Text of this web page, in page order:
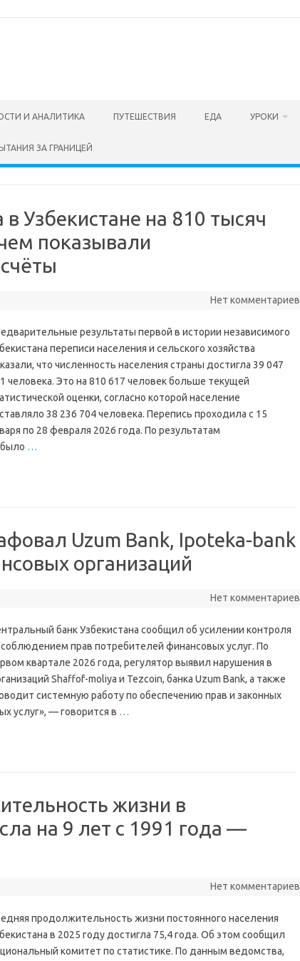
И АНАЛИТИКА ПУТЕШЕСТВИЯ ЕДА УРОКИ
ЗА ГРАНИЦЕЙ
Узбекистане на 810 тысяч
показывали
Нет комментариев
результаты первой в истории независимого
переписи населения и сельского хозяйства
что численность населения страны достигла 39 047
человека. Это на 810 617 человек больше текущей
оценки, согласно которой население
38 236 704 человека. Перепись проходила с 15
по 28 февраля 2026 года. По результатам
…
Uzum Bank, Ipoteka-bank
организаций
Нет комментариев
банк Узбекистана сообщил об усилении контроля
соблюдением прав потребителей финансовых услуг. По
квартале 2026 года, регулятор выявил нарушения в
Shaffof-moliya и Tezcoin, банка Uzum Bank, а также
системную работу по обеспечению прав и законных
услуг», — говорится в …
жизни в
на 9 лет с 1991 года —
Нет комментариев
продолжительность жизни постоянного населения
в 2025 году достигла 75,4 года. Об этом сообщил
комитет по статистике. По данным ведомства,